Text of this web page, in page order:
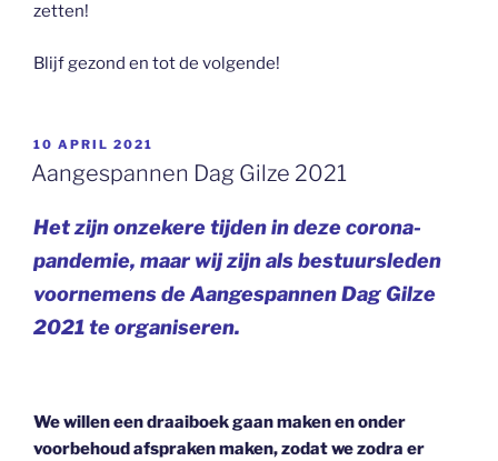
zetten!
Blijf gezond en tot de volgende!
GEPLAATST
OP
10 APRIL 2021
Aangespannen Dag Gilze 2021
Het zijn onzekere tijden in deze corona-
pandemie, maar wij zijn als bestuursleden
voornemens de Aangespannen Dag Gilze
2021 te organiseren.
We willen een draaiboek gaan maken en onder
voorbehoud afspraken maken, zodat we zodra er